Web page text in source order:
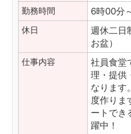
勤務時間 6時00分
休日
週休二日
お盆）
仕事内容
社員食堂
理・提供
なります
度作りま
ートでき
躍中！